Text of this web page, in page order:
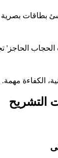
بطاقات بصرية
الحاجز'
التشريح